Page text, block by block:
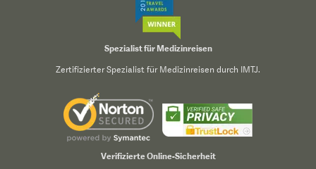
Spezialist für Medizinreisen
Zertifizierter Spezialist für Medizinreisen durch IMTJ.
Verifizierte Online-Sicherheit